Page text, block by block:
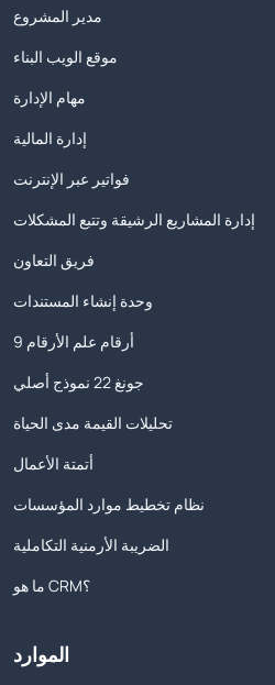
مدير المشروع
موقع الويب البناء
مهام الإدارة
إدارة المالية
فواتير عبر الإنترنت
إدارة المشاريع الرشيقة وتتبع المشكلات
فريق التعاون
وحدة إنشاء المستندات
9 أرقام علم الأرقام
جونغ 22 نموذج أصلي
تحليلات القيمة مدى الحياة
أتمتة الأعمال
نظام تخطيط موارد المؤسسات
الضريبة الأرمنية التكاملية
ما هو CRM؟
الموارد